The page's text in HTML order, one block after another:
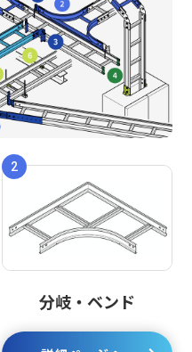
2
分岐・ベンド